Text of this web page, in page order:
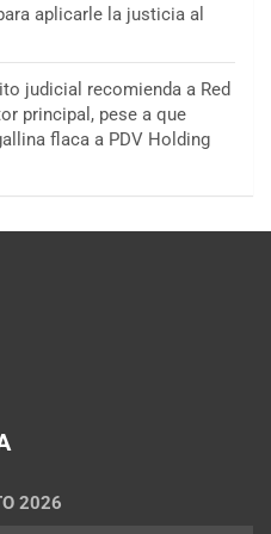
aplicarle la justicia al
judicial recomienda a Red
principal, pese a que
flaca a PDV Holding
2026